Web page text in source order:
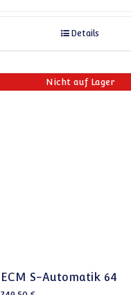
Details
Nicht auf Lager
ECM S-Automatik 64